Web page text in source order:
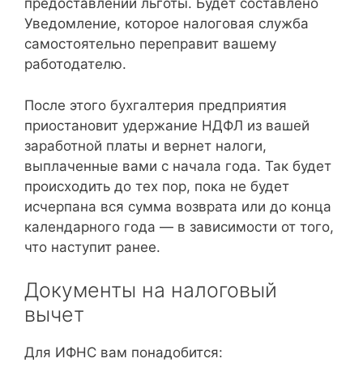
предоставлении льготы. Будет составлено
Уведомление, которое налоговая служба
самостоятельно переправит вашему
работодателю.
После этого бухгалтерия предприятия
приостановит удержание НДФЛ из вашей
заработной платы и вернет налоги,
выплаченные вами с начала года. Так будет
происходить до тех пор, пока не будет
исчерпана вся сумма возврата или до конца
календарного года — в зависимости от того,
что наступит ранее.
Документы на налоговый
вычет
Для ИФНС вам понадобится: